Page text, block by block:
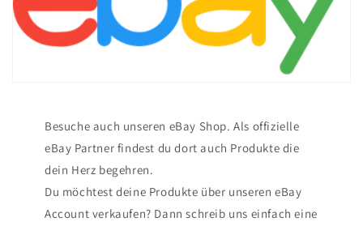
Besuche auch unseren eBay Shop. Als offizielle
eBay Partner findest du dort auch Produkte die
dein Herz begehren.
Du möchtest deine Produkte über unseren eBay
Account verkaufen? Dann schreib uns einfach eine